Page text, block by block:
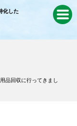
化した
品回収に行ってきまし